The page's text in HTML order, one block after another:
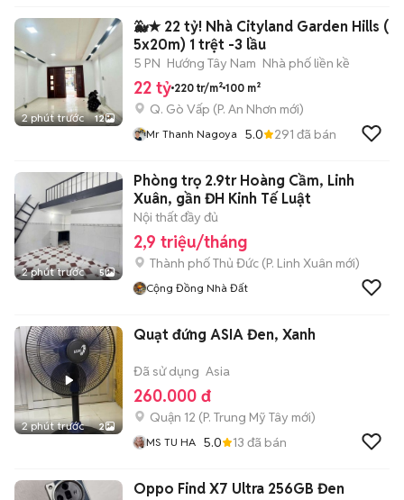
2 phút trước 12
🐳★ 22 tỷ! Nhà Cityland Garden Hills (
5x20m) 1 trệt -3 lầu
5 PN Hướng Tây Nam Nhà phố liền kề
22 tỷ 220 tr/m² 100 m²
Q. Gò Vấp (P. An Nhơn mới)
Mr Thanh Nagoya 5.0 291 đã bán
2 phút trước 5
Phòng trọ 2.9tr Hoàng Cầm, Linh
Xuân, gần ĐH Kinh Tế Luật
Nội thất đầy đủ
2,9 triệu/tháng
Thành phố Thủ Đức (P. Linh Xuân mới)
Cộng Đồng Nhà Đất
2 phút trước 2
Quạt đứng ASIA Đen, Xanh
Đã sử dụng Asia
260.000 đ
Quận 12 (P. Trung Mỹ Tây mới)
MS TU HA 5.0 13 đã bán
Oppo Find X7 Ultra 256GB Đen